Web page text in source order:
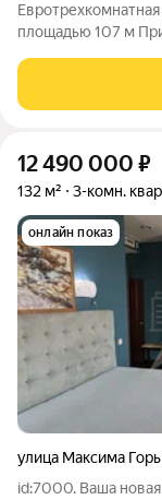
площадью 107 м
паркинг на 53
work-out и business
12 490 000 ₽
132 м² 3-комн.
онлайн показ
улица Максима
id:7000. Ваша